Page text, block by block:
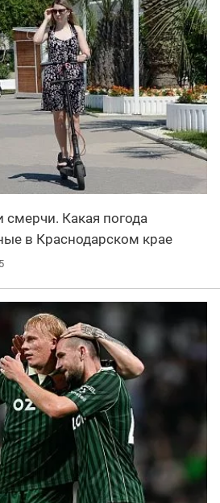
смерчи. Какая погода
в Краснодарском крае